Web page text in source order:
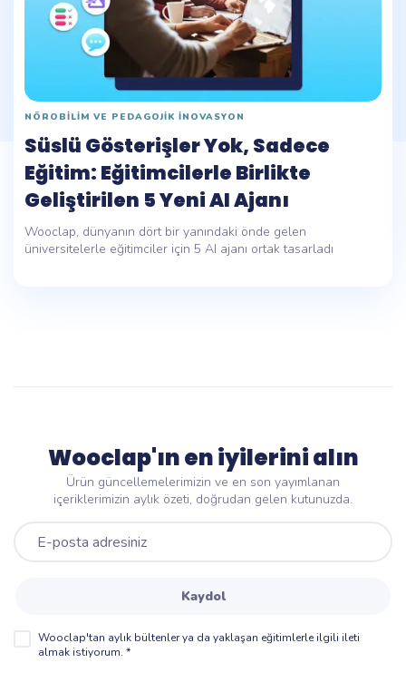
NÖROBILIM VE PEDAGOJIK INOVASYON
Süslü Gösterişler Yok, Sadece
Eğitim: Eğitimcilerle Birlikte
Geliştirilen 5 Yeni AI Ajanı
Wooclap, dünyanın dört bir yanındaki önde gelen
üniversitelerle eğitimciler için 5 AI ajanı ortak tasarladı
Wooclap'ın en iyilerini alın
Ürün güncellemelerimizin ve en son yayımlanan
içeriklerimizin aylık özeti, doğrudan gelen kutunuzda.
Kaydol
Wooclap'tan aylık bültenler ya da yaklaşan eğitimlerle ilgili ileti
almak istiyorum. *